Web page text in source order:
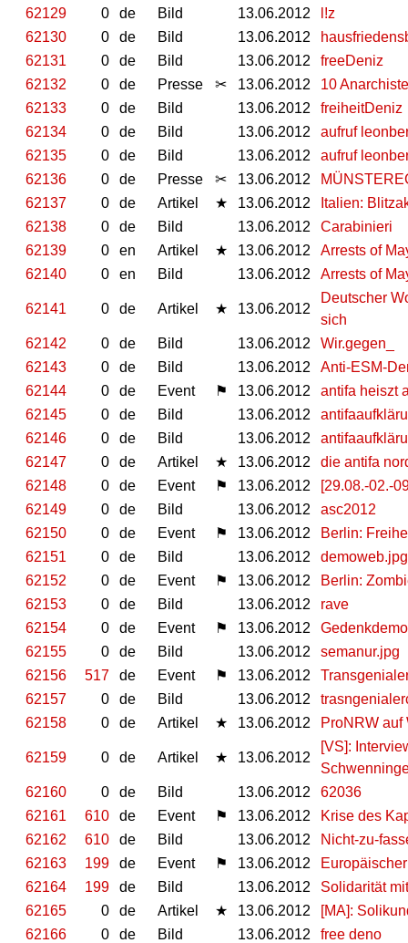
62129 0 de Bild 13.06.2012
l!z
62130
0 de Bild 13.06.2012
62131
0 de Bild 13.06.2012
freeDeniz
62132
0 de Presse ✂ 13.06.2012
10
62133
0 de Bild 13.06.2012
freiheitDeniz
62134
0 de Bild 13.06.2012
aufruf
62135
0 de Bild 13.06.2012
aufruf
62136
0 de Presse ✂ 13.06.2012
62137
0 de Artikel ★ 13.06.2012
Italien:
62138
0 de Bild 13.06.2012
Carabinieri
62139
0 en Artikel ★ 13.06.2012
Arrests of
62140
0 en Bild 13.06.2012 Arrests of
62141 0 de Artikel ★ 13.06.2012
Deutscher
sich
62142
0 de Bild 13.06.2012
Wir.gegen_
62143
0 de Bild 13.06.2012
Anti-ESM-
62144
0 de Event ⚑ 13.06.2012
antifa heiszt
62145
0 de Bild 13.06.2012
62146
0 de Bild 13.06.2012
62147
0 de Artikel ★ 13.06.2012
die antifa
62148
0 de Event ⚑ 13.06.2012
[29.08.-02.-
62149
0 de Bild 13.06.2012
asc2012
62150
0 de Event ⚑ 13.06.2012
Berlin:
62151
0 de Bild 13.06.2012
demoweb.jpg
62152
0 de Event ⚑ 13.06.2012
Berlin:
62153
0 de Bild 13.06.2012
rave
62154
0 de Event ⚑ 13.06.2012
62155
0 de Bild 13.06.2012
semanur.jpg
62156
517 de Event ⚑ 13.06.2012
62157
0 de Bild 13.06.2012
62158
0 de Artikel ★ 13.06.2012 ProNRW auf
62159 0 de Artikel ★ 13.06.2012
[VS]:
62160
0 de Bild 13.06.2012
62036
62161
610 de Event ⚑ 13.06.2012
Krise des
62162
610 de Bild 13.06.2012
Nicht-zu-
62163
199 de Event ⚑ 13.06.2012
62164
199 de Bild 13.06.2012
Solidarität
62165
0 de Artikel ★ 13.06.2012
[MA]:
62166
0 de Bild 13.06.2012
free deno